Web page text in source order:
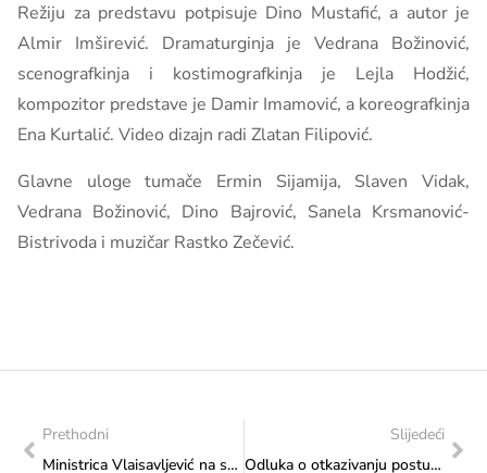
Režiju za predstavu potpisuje Dino Mustafić, a autor je
Almir Imširević. Dramaturginja je Vedrana Božinović,
scenografkinja i kostimografkinja je Lejla Hodžić,
kompozitor predstave je Damir Imamović, a koreografkinja
Ena Kurtalić. Video dizajn radi Zlatan Filipović.
Glavne uloge tumače Ermin Sijamija, Slaven Vidak,
Vedrana Božinović, Dino Bajrović, Sanela Krsmanović-
Bistrivoda i muzičar Rastko Zečević.
Prethodni
Ministrica Vlaisavljević na sastanku s predstavnicima Hrvatske glazbe Mostar
Slijedeći
Odluka o otkazivanju postupka javne nabavke